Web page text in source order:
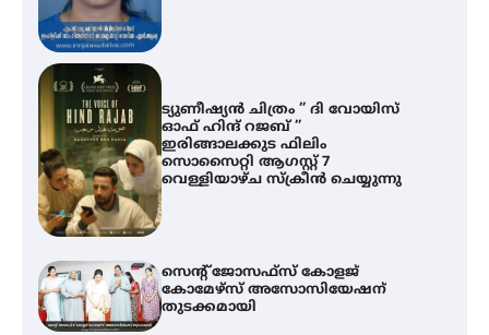
ട്യുണീഷ്യൻ ചിത്രം ” ദി വോയിസ്
ഓഫ് ഹിന്ദ് റജബ് ”
ഇരിങ്ങാലക്കുട ഫിലിം
സൊസൈറ്റി ആഗസ്റ്റ് 7
വെള്ളിയാഴ്ച സ്‌ക്രീൻ ചെയ്യുന്നു
സെന്റ് ജോസഫ്സ് കോളജ്
കോമേഴ്‌സ് അസോസിയേഷന്
തുടക്കമായി